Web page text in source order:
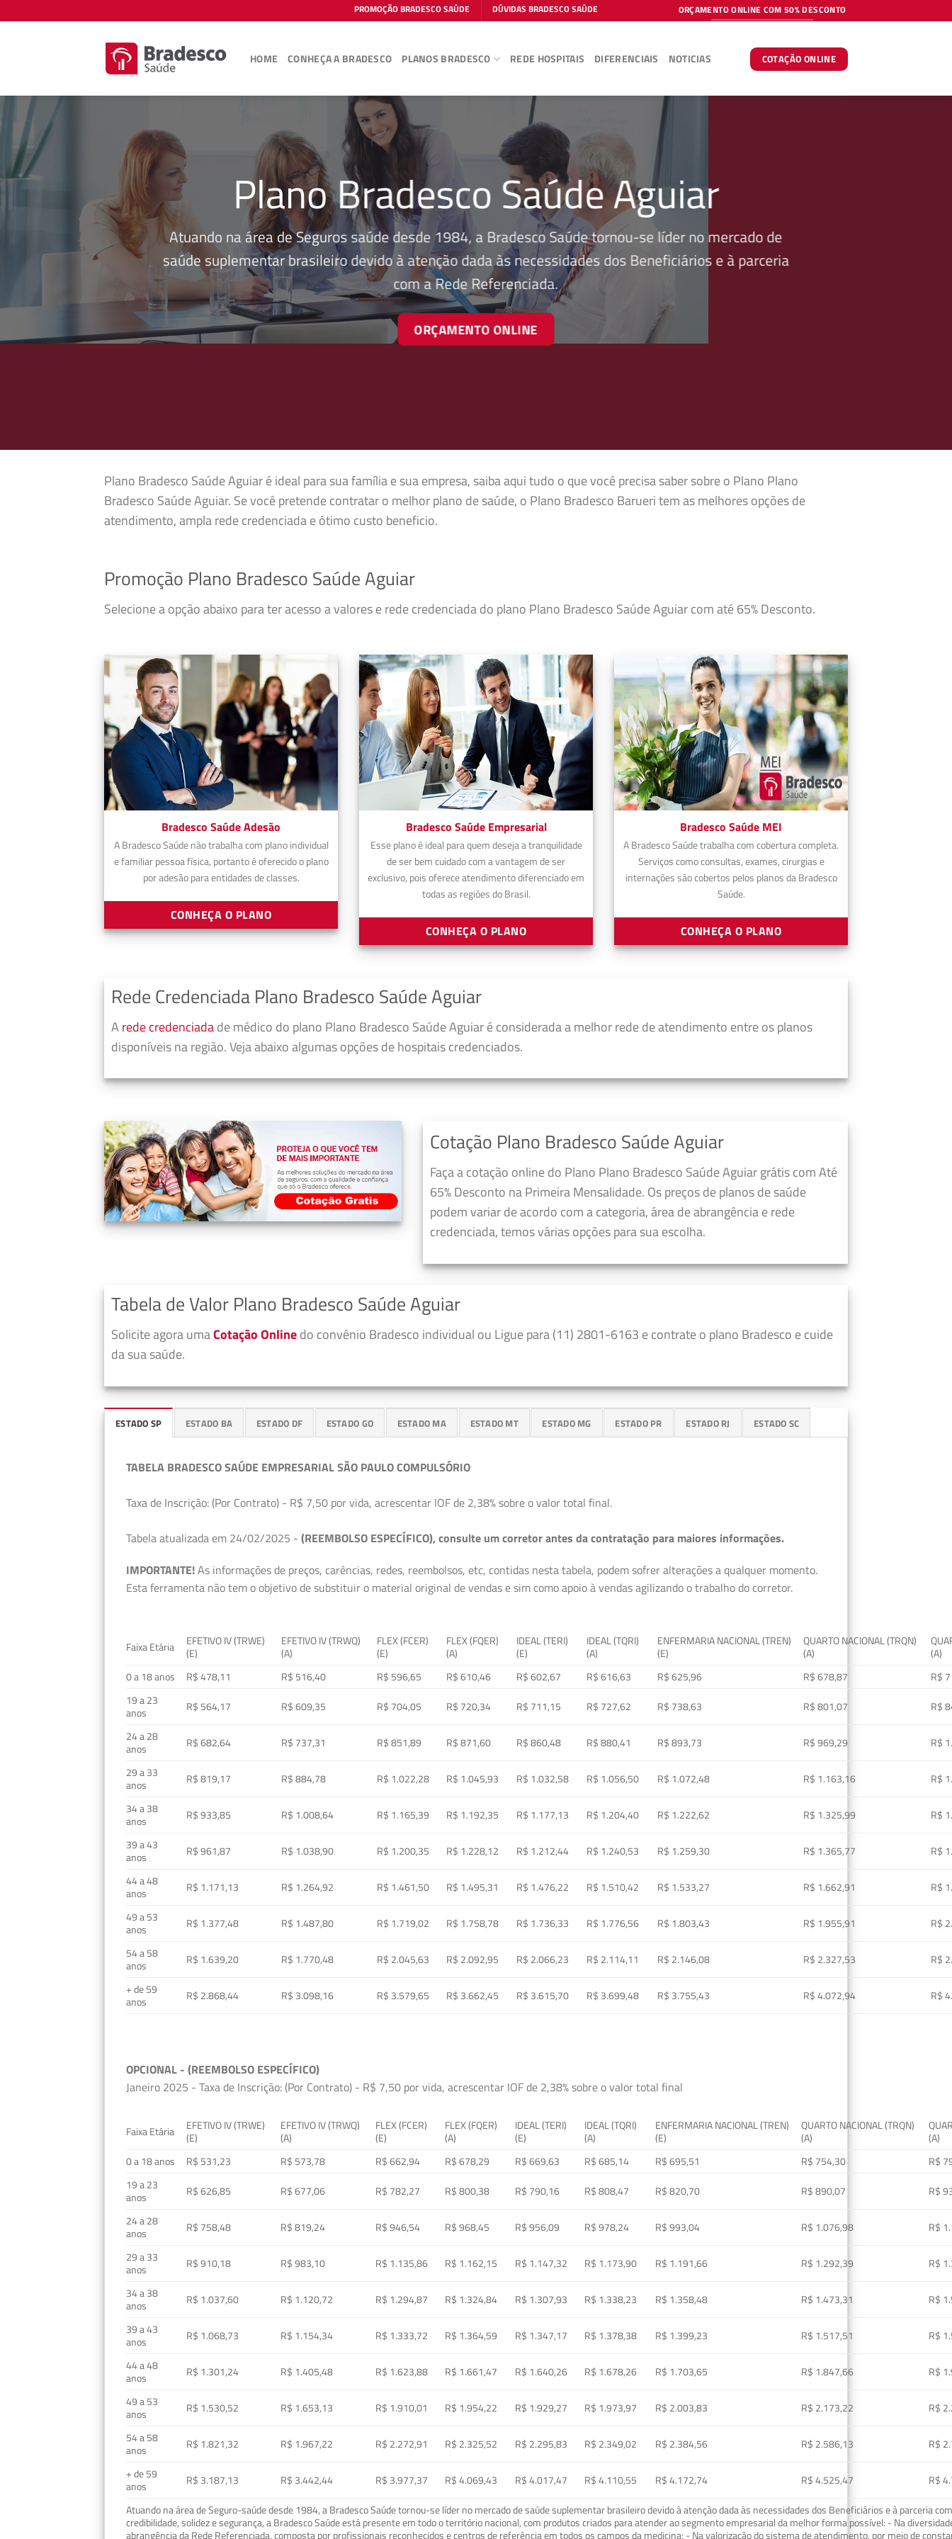
to
PROMOÇÃO BRADESCO SAÚDE DÚVIDAS BRADESCO SAÚDE ORÇAMENTO ONLINE COM 50% DESCONTO
HOME CONHEÇA A BRADESCO PLANOS BRADESCO REDE HOSPITAIS DIFERENCIAIS NOTICIAS COTAÇÃO ONLINE
Plano Bradesco Saúde Aguiar
Atuando na área de Seguros saúde desde 1984, a Bradesco Saúde tornou-se líder no mercado de
saúde suplementar brasileiro devido à atenção dada às necessidades dos Beneficiários e à parceria
com a Rede Referenciada.
ORÇAMENTO ONLINE
Plano Bradesco Saúde Aguiar é ideal para sua família e sua empresa, saiba aqui tudo o que você precisa saber sobre o Plano Plano
Bradesco Saúde Aguiar. Se você pretende contratar o melhor plano de saúde, o Plano Bradesco Barueri tem as melhores opções de
atendimento, ampla rede credenciada e ótimo custo beneficio.
Promoção Plano Bradesco Saúde Aguiar
Selecione a opção abaixo para ter acesso a valores e rede credenciada do plano Plano Bradesco Saúde Aguiar com até 65% Desconto.
Bradesco Saúde Adesão
A Bradesco Saúde não trabalha com plano individual
e familiar pessoa física, portanto é oferecido o plano
por adesão para entidades de classes.
CONHEÇA O PLANO
Bradesco Saúde Empresarial
Esse plano é ideal para quem deseja a tranquilidade
de ser bem cuidado com a vantagem de ser
exclusivo, pois oferece atendimento diferenciado em
todas as regiões do Brasil.
CONHEÇA O PLANO
Bradesco Saúde MEI
A Bradesco Saúde trabalha com cobertura completa.
Serviços como consultas, exames, cirurgias e
internações são cobertos pelos planos da Bradesco
Saúde.
CONHEÇA O PLANO
Rede Credenciada Plano Bradesco Saúde Aguiar
A rede credenciadade médico do plano Plano Bradesco Saúde Aguiar é considerada a melhor rede de atendimento entre os planos
disponíveis na região. Veja abaixo algumas opções de hospitais credenciados.
Cotação Plano Bradesco Saúde Aguiar
Faça a cotação online do Plano Plano Bradesco Saúde Aguiar grátis com Até
65% Desconto na Primeira Mensalidade. Os preços de planos de saúde
podem variar de acordo com a categoria, área de abrangência e rede
credenciada, temos várias opções para sua escolha.
Tabela de Valor Plano Bradesco Saúde Aguiar
Solicite agora umaCotação Onlinedo convênio Bradesco individual ou Ligue para (11) 2801-6163 e contrate o plano Bradesco e cuide
da sua saúde.
ESTADO SP ESTADO BA ESTADO DF ESTADO GO ESTADO MA ESTADO MT ESTADO MG ESTADO PR ESTADO RJ ESTADO SC
TABELA BRADESCO SAÚDE EMPRESARIAL SÃO PAULO COMPULSÓRIO
Taxa de Inscrição: (Por Contrato) - R$ 7,50 por vida, acrescentar IOF de 2,38% sobre o valor total final.
Tabela atualizada em 24/02/2025 - (REEMBOLSO ESPECÍFICO), consulte um corretor antes da contratação para maiores informações.
IMPORTANTE!As informações de preços, carências, redes, reembolsos, etc, contidas nesta tabela, podem sofrer alterações a qualquer momento.
Esta ferramenta não tem o objetivo de substituir o material original de vendas e sim como apoio à vendas agilizando o trabalho do corretor.
Faixa Etária
EFETIVO IV (TRWE)
(E)
EFETIVO IV (TRWQ)
(A)
FLEX (FCER)
(E)
FLEX (FQER)
(A)
IDEAL (TERI)
(E)
IDEAL (TQRI)
(A)
ENFERMARIA NACIONAL (TREN)
(E)
QUARTO NACIONAL (TRQN)
(A)
(A)
0 a 18 anos
R$ 478,11 R$ 516,40 R$ 596,65 R$ 610,46 R$ 602,67 R$ 616,63 R$ 625,96 R$ 678,87
R$
19 a 23
anos
R$ 564,17 R$ 609,35 R$ 704,05 R$ 720,34 R$ 711,15 R$ 727,62 R$ 738,63 R$ 801,07
R$
24 a 28
anos
R$ 682,64 R$ 737,31 R$ 851,89 R$ 871,60 R$ 860,48 R$ 880,41 R$ 893,73 R$ 969,29
R$
29 a 33
anos
R$ 819,17 R$ 884,78 R$ 1.022,28 R$ 1.045,93 R$ 1.032,58 R$ 1.056,50 R$ 1.072,48 R$ 1.163,16
R$
34 a 38
anos
R$ 933,85 R$ 1.008,64 R$ 1.165,39 R$ 1.192,35 R$ 1.177,13 R$ 1.204,40 R$ 1.222,62 R$ 1.325,99
R$
39 a 43
anos
R$ 961,87 R$ 1.038,90 R$ 1.200,35 R$ 1.228,12 R$ 1.212,44 R$ 1.240,53 R$ 1.259,30 R$ 1.365,77
R$
44 a 48
anos
R$ 1.171,13 R$ 1.264,92 R$ 1.461,50 R$ 1.495,31 R$ 1.476,22 R$ 1.510,42 R$ 1.533,27 R$ 1.662,91
R$
49 a 53
anos
R$ 1.377,48 R$ 1.487,80 R$ 1.719,02 R$ 1.758,78 R$ 1.736,33 R$ 1.776,56 R$ 1.803,43 R$ 1.955,91
R$
54 a 58
anos
R$ 1.639,20 R$ 1.770,48 R$ 2.045,63 R$ 2.092,95 R$ 2.066,23 R$ 2.114,11 R$ 2.146,08 R$ 2.327,53
R$
+ de 59
anos
R$ 2.868,44 R$ 3.098,16 R$ 3.579,65 R$ 3.662,45 R$ 3.615,70 R$ 3.699,48 R$ 3.755,43 R$ 4.072,94 R$
OPCIONAL - (REEMBOLSO ESPECÍFICO)
Janeiro 2025 - Taxa de Inscrição: (Por Contrato) - R$ 7,50 por vida, acrescentar IOF de 2,38% sobre o valor total final
Faixa Etária
EFETIVO IV (TRWE)
(E)
EFETIVO IV (TRWQ)
(A)
FLEX (FCER)
(E)
FLEX (FQER)
(A)
IDEAL (TERI)
(E)
IDEAL (TQRI)
(A)
ENFERMARIA NACIONAL (TREN)
(E)
QUARTO NACIONAL (TRQN)
(A)
(A)
0 a 18 anos
R$ 531,23 R$ 573,78 R$ 662,94 R$ 678,29 R$ 669,63 R$ 685,14 R$ 695,51 R$ 754,30
R$
19 a 23
anos
R$ 626,85 R$ 677,06 R$ 782,27 R$ 800,38 R$ 790,16 R$ 808,47 R$ 820,70 R$ 890,07
R$
24 a 28
anos
R$ 758,48 R$ 819,24 R$ 946,54 R$ 968,45 R$ 956,09 R$ 978,24 R$ 993,04 R$ 1.076,98
R$
29 a 33
anos
R$ 910,18 R$ 983,10 R$ 1.135,86 R$ 1.162,15 R$ 1.147,32 R$ 1.173,90 R$ 1.191,66 R$ 1.292,39
R$
34 a 38
anos
R$ 1.037,60 R$ 1.120,72 R$ 1.294,87 R$ 1.324,84 R$ 1.307,93 R$ 1.338,23 R$ 1.358,48 R$ 1.473,31
R$
39 a 43
anos
R$ 1.068,73 R$ 1.154,34 R$ 1.333,72 R$ 1.364,59 R$ 1.347,17 R$ 1.378,38 R$ 1.399,23 R$ 1.517,51
R$
44 a 48
anos
R$ 1.301,24 R$ 1.405,48 R$ 1.623,88 R$ 1.661,47 R$ 1.640,26 R$ 1.678,26 R$ 1.703,65 R$ 1.847,66
R$
49 a 53
anos
R$ 1.530,52 R$ 1.653,13 R$ 1.910,01 R$ 1.954,22 R$ 1.929,27 R$ 1.973,97 R$ 2.003,83 R$ 2.173,22
R$
54 a 58
anos
R$ 1.821,32 R$ 1.967,22 R$ 2.272,91 R$ 2.325,52 R$ 2.295,83 R$ 2.349,02 R$ 2.384,56 R$ 2.586,13
R$
+ de 59
anos
R$ 3.187,13 R$ 3.442,44 R$ 3.977,37 R$ 4.069,43 R$ 4.017,47 R$ 4.110,55 R$ 4.172,74 R$ 4.525,47
R$
Atuando na área de Seguro-saúde desde 1984, a Bradesco Saúde tornou-se líder no mercado de saúde suplementar brasileiro devido à atenção dada às necessidades dos Beneficiários e à parceria
credibilidade, solidez e segurança, a Bradesco Saúde está presente em todo o território nacional, com produtos criados para atender ao segmento empresarial da melhor forma possível: - Na
abrangência da Rede Referenciada, composta por profissionais reconhecidos e centros de referência em todos os campos da medicina; - Na valorização do sistema de atendimento, por meio de